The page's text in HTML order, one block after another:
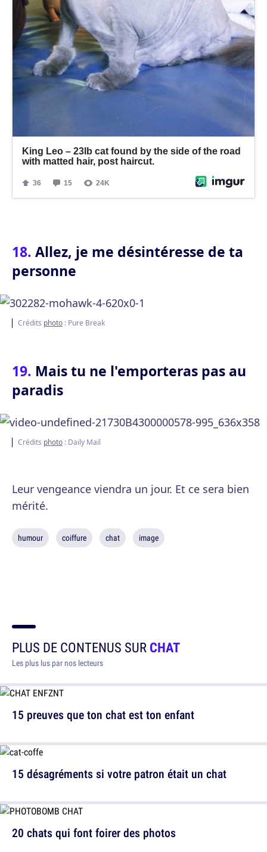
Allez, je me désintéresse de ta
personne
Crédits photo : Pure Break
Mais tu ne l'emporteras pas au
paradis
Crédits photo : Daily Mail
Leur vengeance viendra un jour. Et ce sera bien
mérité.
humour coiffure chat image
PLUS DE CONTENUS SURCHAT
Les plus lus par nos lecteurs
15 preuves que ton chat est ton enfant
20 chats qui font foirer des photos
15 désagréments si votre patron était un chat